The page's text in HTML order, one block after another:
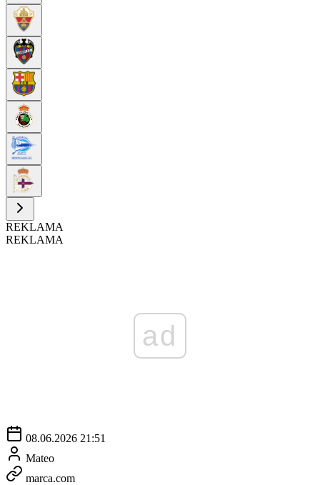
REKLAMA
REKLAMA
ad
08.06.2026 21:51
Mateo
marca.com